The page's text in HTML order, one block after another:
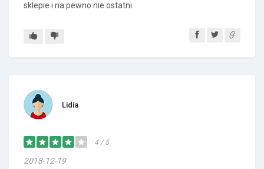
sklepie i na pewno nie ostatni
Lidia
4 / 5
2018-12-19